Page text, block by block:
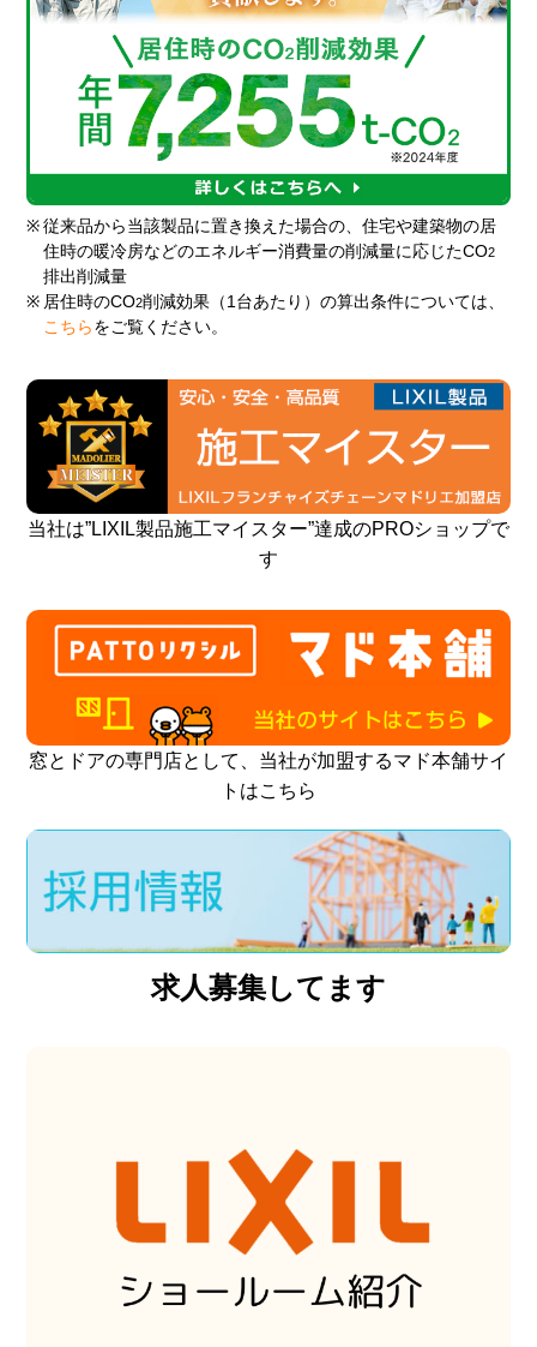
※ 従来品から当該製品に置き換えた場合の、住宅や建築物の居
住時の暖冷房などのエネルギー消費量の削減量に応じたCO2
排出削減量
※ 居住時のCO2削減効果（1台あたり）の算出条件については、
こちら をご覧ください。
当社は”LIXIL製品施工マイスター”達成のPROショップで
す
窓とドアの専門店として、当社が加盟するマド本舗サイ
トはこちら
求人募集してます